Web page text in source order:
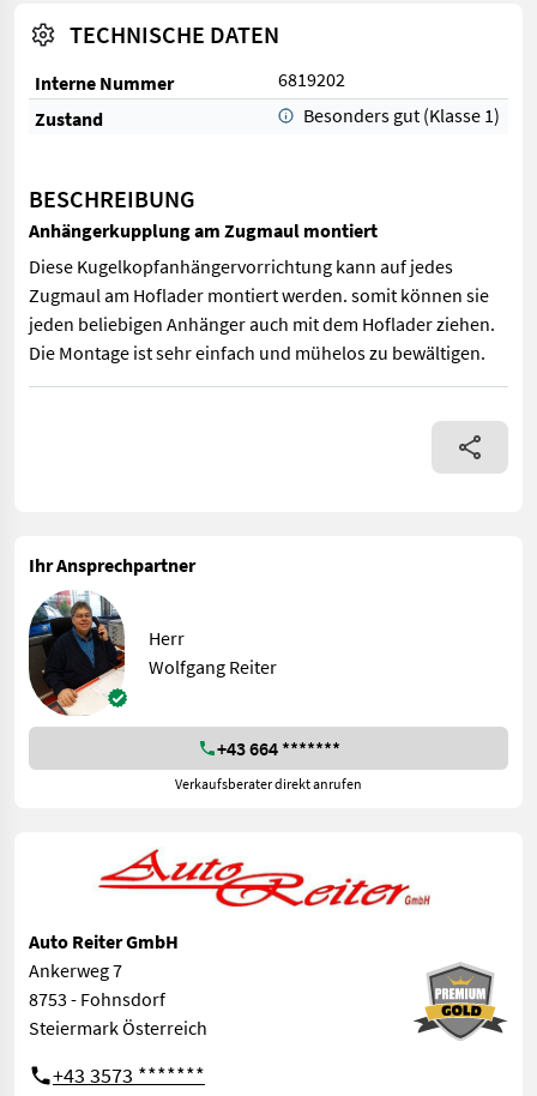
TECHNISCHE DATEN
Interne Nummer
6819202
Zustand
Besonders gut (Klasse 1)
BESCHREIBUNG
Anhängerkupplung am Zugmaul montiert
Diese Kugelkopfanhängervorrichtung kann auf jedes
Zugmaul am Hoflader montiert werden. somit können sie
jeden beliebigen Anhänger auch mit dem Hoflader ziehen.
Die Montage ist sehr einfach und mühelos zu bewältigen.
Diese Kugelkopfanhängervorrichtung kann auf jedes
Ihr Ansprechpartner
Herr
Wolfgang Reiter
+43 664 *******
Verkaufsberater direkt anrufen
Auto Reiter GmbH
Ankerweg 7
8753 - Fohnsdorf
Steiermark Österreich
+43 3573 *******